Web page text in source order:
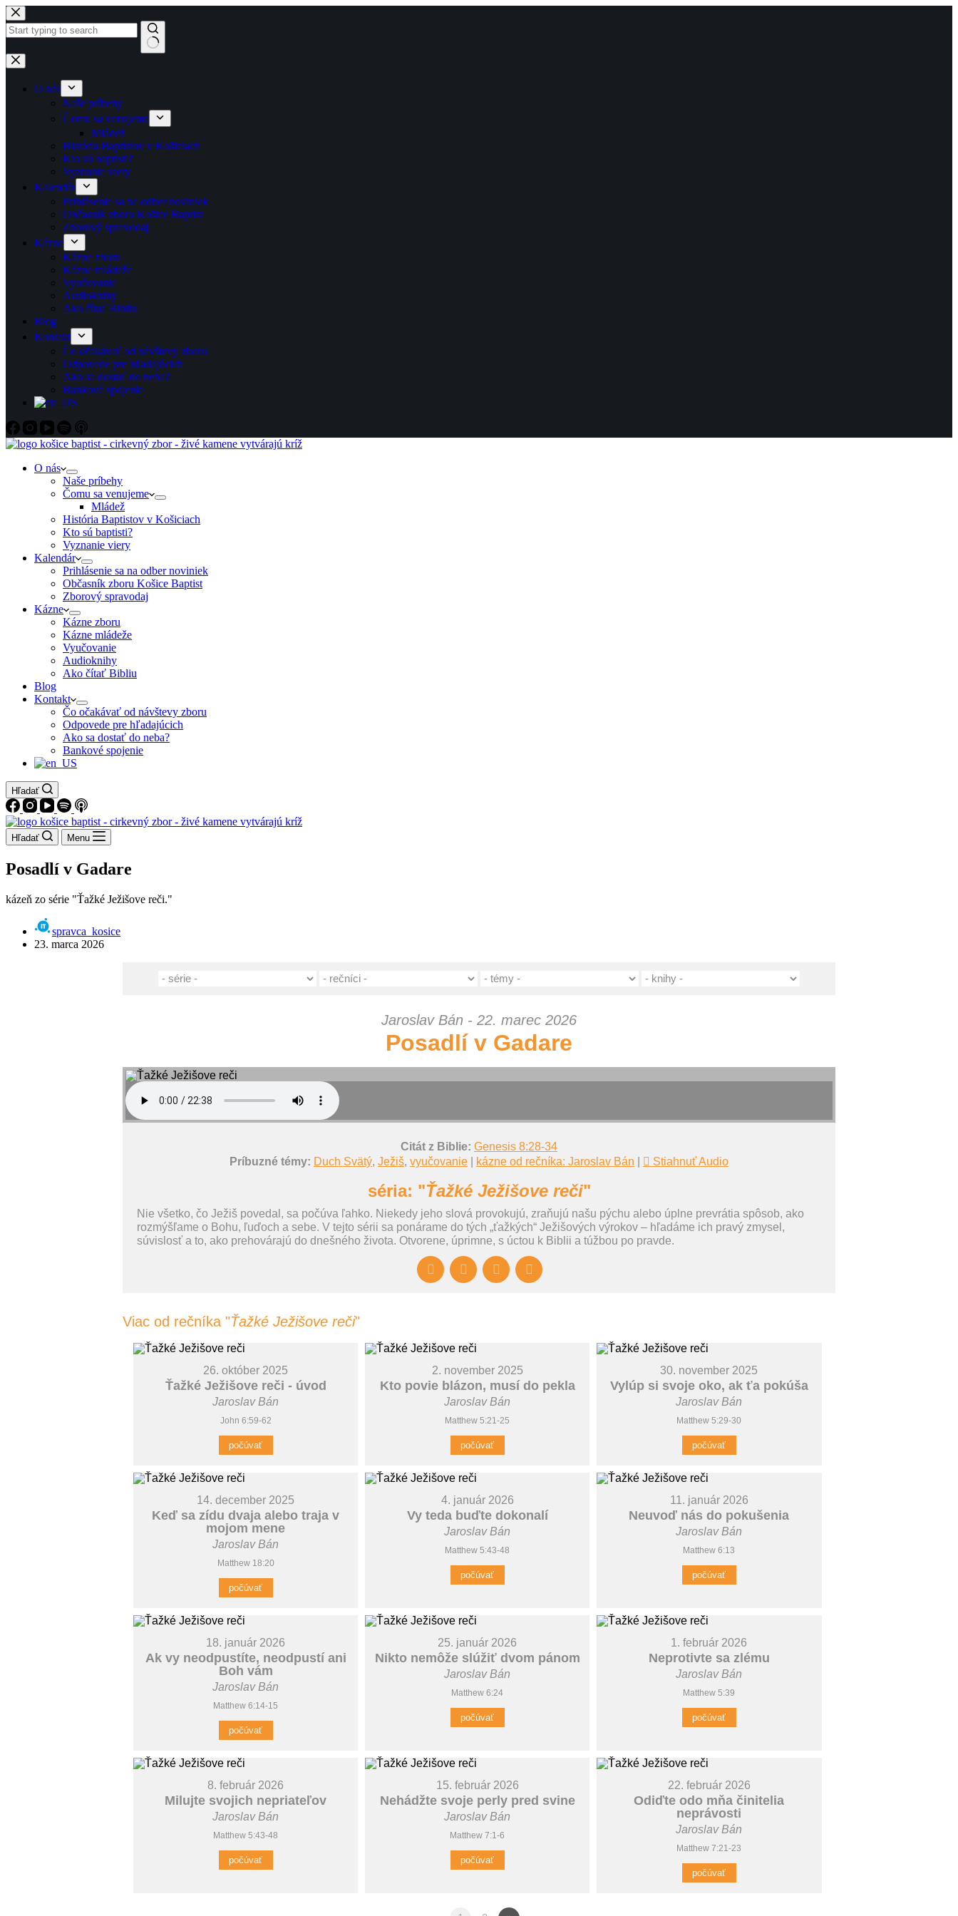
Skip to content
No results
O nás
Naše príbehy
Čomu sa venujeme
Mládež
História Baptistov v Košiciach
Kto sú baptisti?
Vyznanie viery
Kalendár
Prihlásenie sa na odber noviniek
Občasník zboru Košice Baptist
Zborový spravodaj
Kázne
Kázne zboru
Kázne mládeže
Vyučovanie
Audioknihy
Ako čítať Bibliu
Blog
Kontakt
Čo očakávať od návštevy zboru
Odpovede pre hľadajúcich
Ako sa dostať do neba?
Bankové spojenie
O nás
Naše príbehy
Čomu sa venujeme
Mládež
História Baptistov v Košiciach
Kto sú baptisti?
Vyznanie viery
Kalendár
Prihlásenie sa na odber noviniek
Občasník zboru Košice Baptist
Zborový spravodaj
Kázne
Kázne zboru
Kázne mládeže
Vyučovanie
Audioknihy
Ako čítať Bibliu
Blog
Kontakt
Čo očakávať od návštevy zboru
Odpovede pre hľadajúcich
Ako sa dostať do neba?
Bankové spojenie
Hľadať
Hľadať Menu
Posadlí v Gadare
kázeň zo série "Ťažké Ježišove reči."
spravca_kosice
23. marca 2026
Jaroslav Bán - 22. marec 2026
Posadlí v Gadare
Citát z Biblie: Genesis 8:28-34
Príbuzné témy: Duch Svätý, Ježiš, vyučovanie kázne od rečníka: Jaroslav Bán Stiahnuť Audio
séria: "Ťažké Ježišove reči"
Nie všetko, čo Ježiš povedal, sa počúva ľahko. Niekedy jeho slová provokujú, zraňujú našu pýchu alebo úplne prevrátia spôsob, ako
rozmýšľame o Bohu, ľuďoch a sebe. V tejto sérii sa ponárame do tých „ťažkých“ Ježišových výrokov – hľadáme ich pravý zmysel,
súvislosť a to, ako prehovárajú do dnešného života. Otvorene, úprimne, s úctou k Biblii a túžbou po pravde.
Viac od rečníka "Ťažké Ježišove reči"
26. október 2025
Ťažké Ježišove reči - úvod
Jaroslav Bán
John 6:59-62
počúvať
2. november 2025
Kto povie blázon, musí do pekla
Jaroslav Bán
Matthew 5:21-25
počúvať
30. november 2025
Vylúp si svoje oko, ak ťa pokúša
Jaroslav Bán
Matthew 5:29-30
počúvať
14. december 2025
Keď sa zídu dvaja alebo traja v
mojom mene
Jaroslav Bán
Matthew 18:20
počúvať
4. január 2026
Vy teda buďte dokonalí
Jaroslav Bán
Matthew 5:43-48
počúvať
11. január 2026
Neuvoď nás do pokušenia
Jaroslav Bán
Matthew 6:13
počúvať
18. január 2026
Ak vy neodpustíte, neodpustí ani
Boh vám
Jaroslav Bán
Matthew 6:14-15
počúvať
25. január 2026
Nikto nemôže slúžiť dvom pánom
Jaroslav Bán
Matthew 6:24
počúvať
1. február 2026
Neprotivte sa zlému
Jaroslav Bán
Matthew 5:39
počúvať
8. február 2026
Milujte svojich nepriateľov
Jaroslav Bán
Matthew 5:43-48
počúvať
15. február 2026
Nehádžte svoje perly pred svine
Jaroslav Bán
Matthew 7:1-6
počúvať
22. február 2026
Odiďte odo mňa činitelia
neprávosti
Jaroslav Bán
Matthew 7:21-23
počúvať